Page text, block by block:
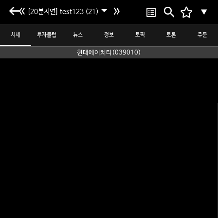
[20분지연] test123 (21) ▼
시세 투자클럽 뉴스 정보 토픽 토론 주문
현대에이치티(039010)